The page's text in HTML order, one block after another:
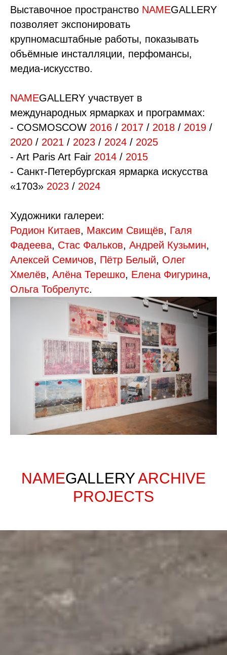
Выставочное пространство NAMEGALLERY
позволяет экспонировать
крупномасштабные работы, показывать
объёмные инсталляции, перфомансы,
медиа-искусство.
NAMEGALLERY участвует в
международных ярмарках и программах:
- COSMOSCOW 2016 / 2017 / 2018 / 2019 /
2020 / 2021 / 2023 / 2024 / 2025
- Art Paris Art Fair 2014 / 2015
- Санкт-Петербургская ярмарка искусства
«1703» 2023 / 2024
Художники галереи:
Родион Китаев, Максим Свищёв, Галя
Фадеева, Стас Фальков, Андрей Кузьмин,
Алексей Семичов, Пётр Белый, Олег
Хмелёв, Алёна Терешко, Елена Фигурина,
Ольга Тобрелутс.
NAMEGALLERYARCHIVE
PROJECTS